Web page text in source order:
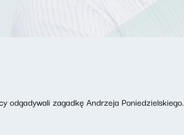
odgadywali zagadkę Andrzeja Poniedzielskiego.